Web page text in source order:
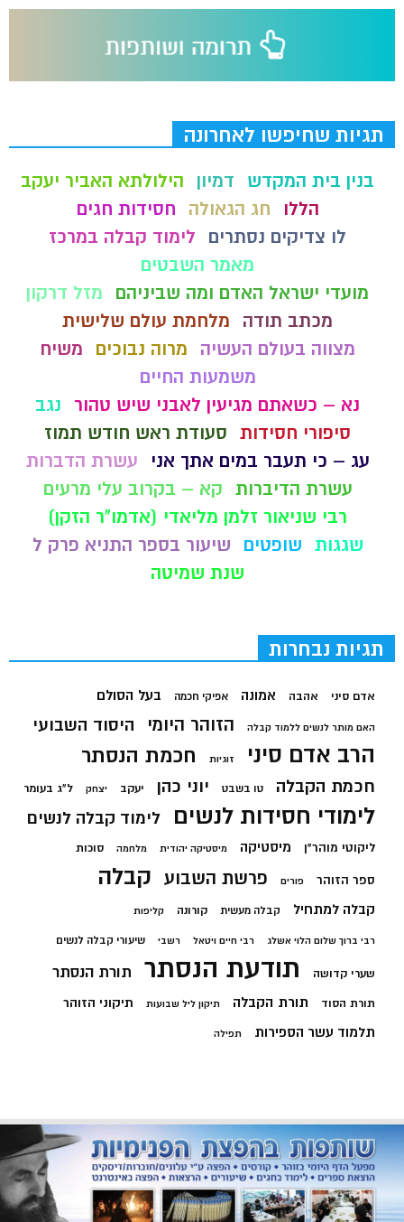
תגיות שחיפשו לאחרונה
בנין בית המקדש דמיון
הילולתא האביר יעקב
הללו
חג הגאולה
חסידות חגים
לו צדיקים נסתרים
לימוד קבלה במרכז
מאמר השבטים
מועדי ישראל האדם ומה שביניהם
מזל דרקון
מכתב תודה
מלחמת עולם שלישית
מצווה בעולם העשיה
מרוה נבוכים
משיח
משמעות החיים
נא – כשאתם מגיעין לאבני שיש טהור
נגב
סיפורי חסידות סעודת ראש חודש תמוז
עג – כי תעבר במים אתך אני
עשרת הדברות
עשרת הדיברות קא – בקרוב עלי מרעים
רבי שניאור זלמן מליאדי (אדמו"ר הזקן)
שגגות שופטים
שיעור בספר התניא פרק ל
שנת שמיטה
תגיות נבחרות
אדם סיני אהבה אמונה אפיקי חכמה בעל הסולם
האם מותר לנשים ללמוד קבלה הזוהר היומי היסוד השבועי
הרב אדם סיני זוגיות חכמת הנסתר
חכמת הקבלה טו בשבט יוני כהן יעקב יצחק ל"ג בעומר
לימודי חסידות לנשים לימוד קבלה לנשים
ליקוטי מוהר"ן מיסטיקה מיסטיקה יהודית מלחמה סוכות
ספר הזוהר פורים פרשת השבוע קבלה
קבלה למתחיל קבלה מעשית קורונה קליפות
רבי ברוך שלום הלוי אשלג רבי חיים ויטאל רשבי שיעורי קבלה לנשים
שערי קדושה תודעת הנסתר תורת הנסתר
תורת הסוד תורת הקבלה תיקון ליל שבועות תיקוני הזוהר
תלמוד עשר הספירות תפילה